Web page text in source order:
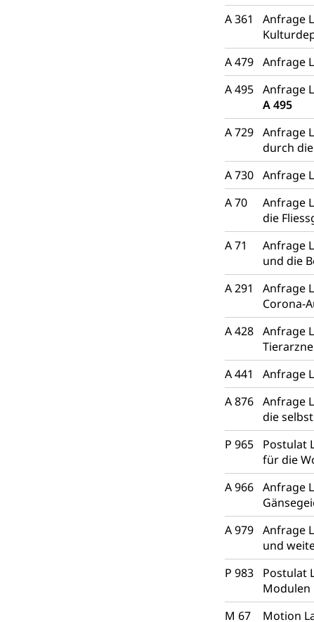
A 361
Anfrage
A 479 Anfrage
A 495 Anfrage
A 495
A 729 Anfrage
durch
A 730 Anfrage
A 70
Anfrage
die
A 71
Anfrage
und die
A 291
Anfrage
Corona-
A 428 Anfrage
A 441 Anfrage
A 876 Anfrage
die
P 965
Postulat
für die
A 966 Anfrage
A 979 Anfrage
und
P 983
Postulat
Modulen
M 67 Motion